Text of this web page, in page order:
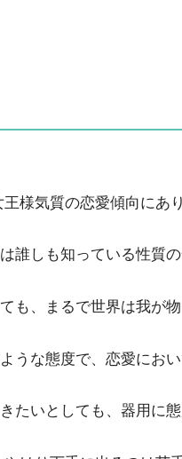
様気質の恋愛傾向にあり
誰しも知っている性質の
も、まるで世界は我が
うな態度で、恋愛にお
たいとしても、器用に